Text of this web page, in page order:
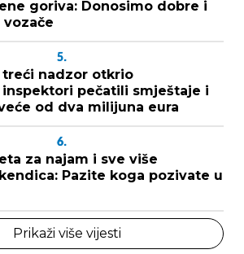
goriva: Donosimo dobre i
5.
treći nadzor otkrio
pečatili smještaje i
od dva milijuna eura
6.
za najam i sve više
Pazite koga pozivate u
Prikaži više vijesti